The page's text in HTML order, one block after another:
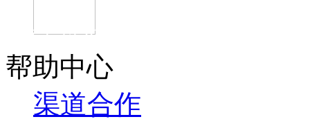
官方抖音
帮助中心
渠道合作